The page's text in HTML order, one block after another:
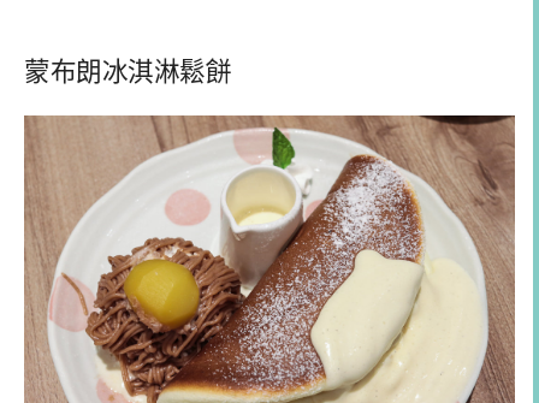
蒙布朗冰淇淋鬆餅